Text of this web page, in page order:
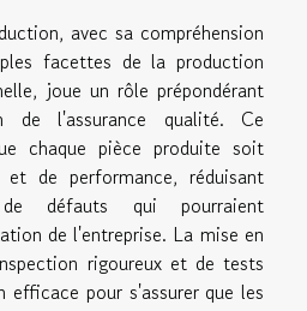
avec sa compréhension
facettes de la production
joue un rôle prépondérant
de l'assurance qualité. Ce
chaque pièce produite soit
de performance, réduisant
défauts qui pourraient
de l'entreprise. La mise en
rigoureux et de tests
pour s'assurer que les